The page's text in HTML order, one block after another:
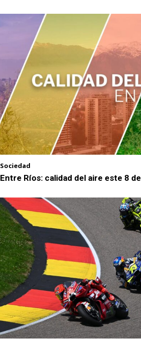
Sociedad
Entre Ríos: calidad del aire este 8